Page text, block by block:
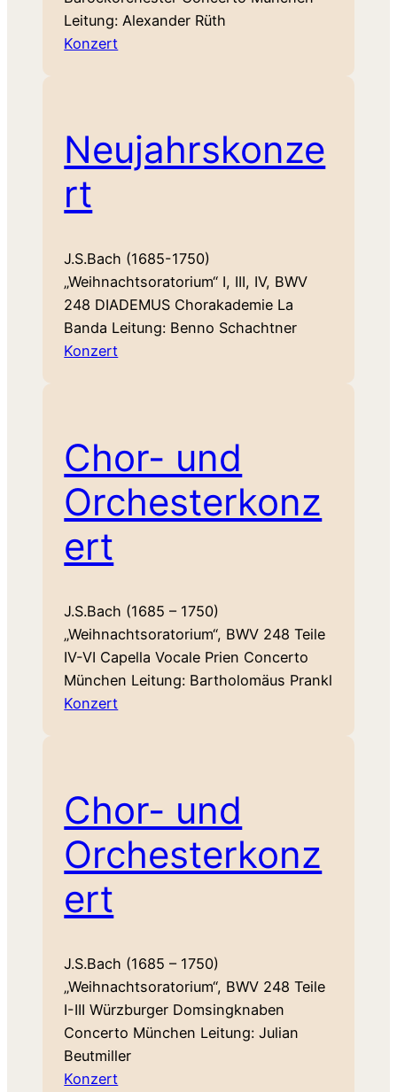
Leitung: Alexander Rüth
Konzert
Neujahrskonze
rt
J.S.Bach (1685-1750)
„Weihnachtsoratorium“ I, III, IV, BWV
248 DIADEMUS Chorakademie La
Banda Leitung: Benno Schachtner
Konzert
Chor- und
Orchesterkonz
ert
J.S.Bach (1685 – 1750)
„Weihnachtsoratorium“, BWV 248 Teile
IV-VI Capella Vocale Prien Concerto
München Leitung: Bartholomäus Prankl
Konzert
Chor- und
Orchesterkonz
ert
J.S.Bach (1685 – 1750)
„Weihnachtsoratorium“, BWV 248 Teile
I-III Würzburger Domsingknaben
Concerto München Leitung: Julian
Beutmiller
Konzert